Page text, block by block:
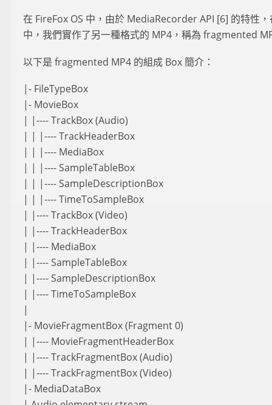
在 FireFox OS 中，由於 MediaRecorder API [6] 的特性
中，我們實作了另一種格式的 MP4，稱為 fragmented
以下是 fragmented MP4 的組成 Box 簡介：
|- FileTypeBox
|- MovieBox
| |---- TrackBox (Audio)
| | |---- TrackHeaderBox
| | |---- MediaBox
| | |---- SampleTableBox
| | |---- SampleDescriptionBox
| | |---- TimeToSampleBox
| |---- TrackBox (Video)
| |---- TrackHeaderBox
| |---- MediaBox
| |---- SampleTableBox
| |---- SampleDescriptionBox
| |---- TimeToSampleBox
|
|- MovieFragmentBox (Fragment 0)
| |---- MovieFragmentHeaderBox
| |---- TrackFragmentBox (Audio)
| |---- TrackFragmentBox (Video)
|- MediaDataBox